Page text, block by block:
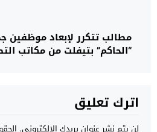
مطالب تتكرر لإبعاد موظفين
“الحاكم” بتيفلت من مكاتب
اترك تعليق
لن يتم نشر عنوان بريدك الإلكتروني.